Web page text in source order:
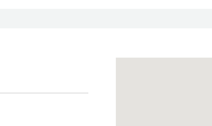
株式
エネルギー使用量の削減
人と社会とともに
リス